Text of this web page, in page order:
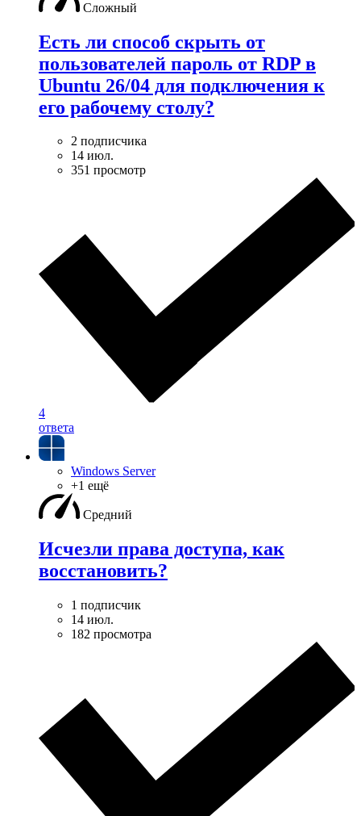
Сложный
Есть ли способ скрыть от
пользователей пароль от RDP в
Ubuntu 26/04 для подключения к
его рабочему столу?
2 подписчика
14 июл.
351 просмотр
4
ответа
Windows Server
+1 ещё
Средний
Исчезли права доступа, как
восстановить?
1 подписчик
14 июл.
182 просмотра